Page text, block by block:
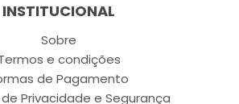
INSTITUCIONAL
Sobre
e condições
de Pagamento
Privacidade e Segurança